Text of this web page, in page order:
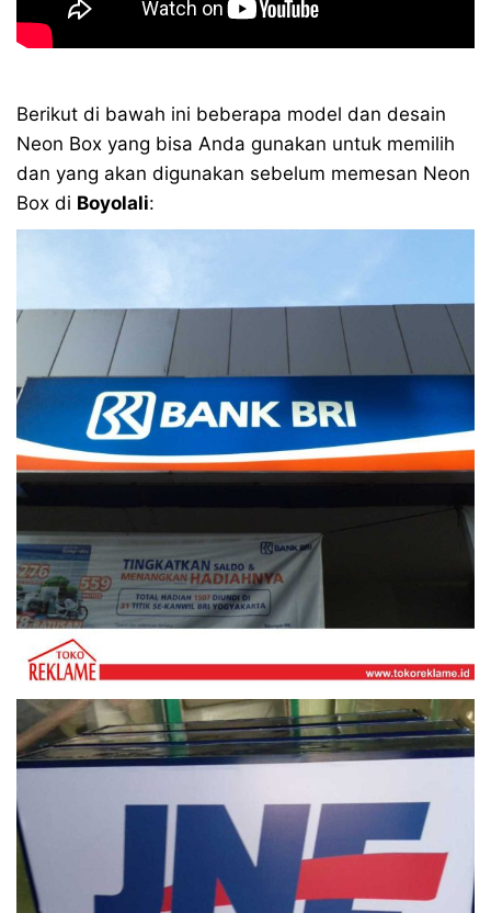
Berikut di bawah ini beberapa model dan desain
Neon Box yang bisa Anda gunakan untuk memilih
dan yang akan digunakan sebelum memesan Neon
Box di Boyolali: